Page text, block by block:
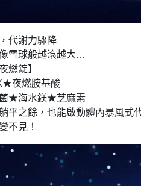
代謝力驟降
像雪球般越滾越大…
燃錠】
夜燃胺基酸
★海水鎂★芝麻素
平之餘，也能啟動體內暴風式
不見！